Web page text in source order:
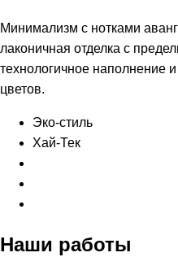
Минимализм с нотками
лаконичная отделка с
технологичное наполнение
цветов.
Эко-стиль
Хай-Тек
Наши работы